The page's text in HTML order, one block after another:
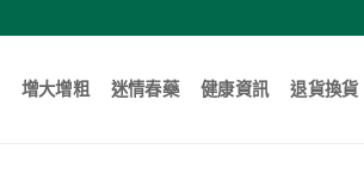
增大增粗 迷情春藥 健康資訊 退貨換貨